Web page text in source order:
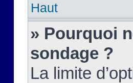
Haut
» Pourquoi
sondage ?
La limite